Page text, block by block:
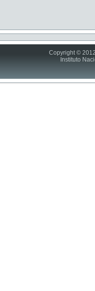
Copyright ©
Instituto